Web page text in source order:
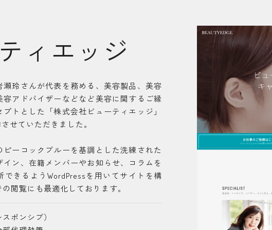
ィエッジ
瀬玲さんが代表を務める、美容製品、美容
容アドバイザーなどなど美容に関するご縁
トとした「株式会社ビューティエッジ」
せていただきました。
ピーコックブルーを基調とした洗練された
ン、在籍メンバーやお知らせ、コラムを
できるようWordPressを用いてサイトを構
閲覧にも最適化しております。
ポンシブ）